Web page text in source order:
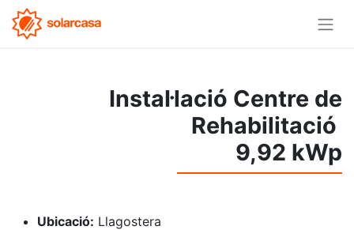
Instal·lació Centre de
Rehabilitació
9,92 kWp
Ubicació: Llagostera